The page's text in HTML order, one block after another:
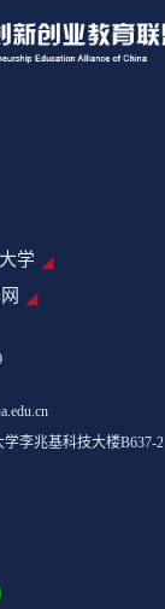
学
李兆基科技大楼B637-2